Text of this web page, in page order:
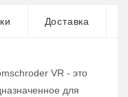
Доставка
VR - это
для